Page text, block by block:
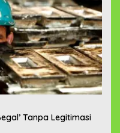
Tanpa Legitimasi